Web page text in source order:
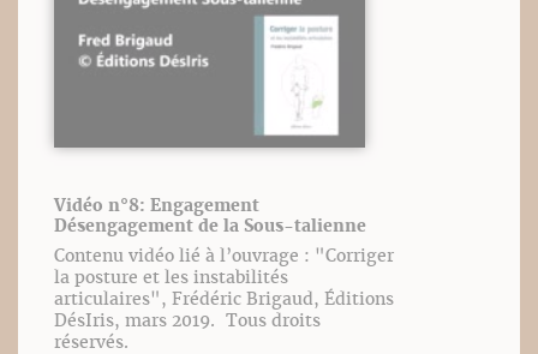
Vidéo n°8: Engagement
Désengagement de la Sous-talienne
Contenu vidéo lié à l’ouvrage : "Corriger
la posture et les instabilités
articulaires", Frédéric Brigaud, Éditions
DésIris, mars 2019. Tous droits
réservés.